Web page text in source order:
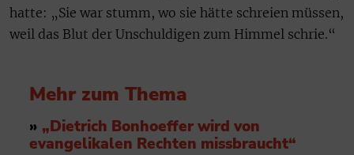
hatte: „Sie war stumm, wo sie hätte schreien müssen,
weil das Blut der Unschuldigen zum Himmel schrie.“
Mehr zum Thema
» „Dietrich Bonhoeffer wird von
evangelikalen Rechten missbraucht“